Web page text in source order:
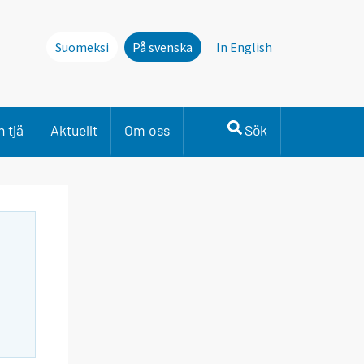
Suomeksi På svenska In English
tjä Aktuellt Om oss Sök